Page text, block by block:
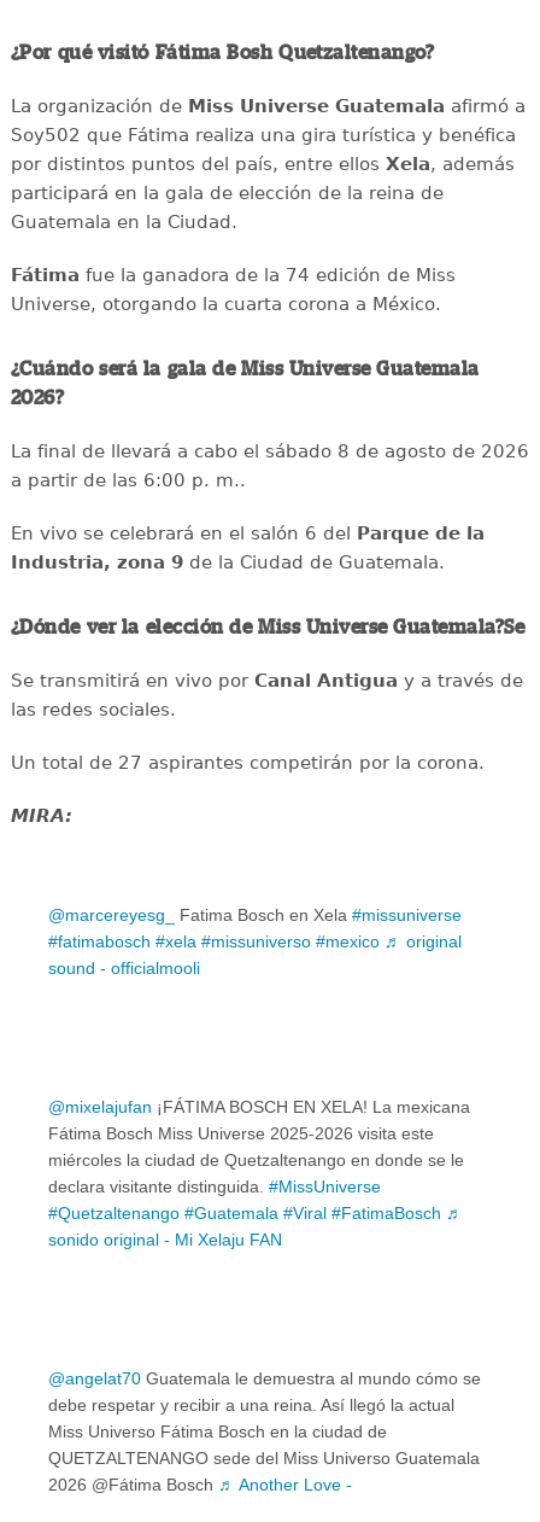
¿Por qué visitó Fátima Bosh Quetzaltenango?
La organización de Miss Universe Guatemala afirmó a
Soy502 que Fátima realiza una gira turística y benéfica
por distintos puntos del país, entre ellos Xela, además
participará en la gala de elección de la reina de
Guatemala en la Ciudad.
Fátima fue la ganadora de la 74 edición de Miss
Universe, otorgando la cuarta corona a México.
¿Cuándo será la gala de Miss Universe Guatemala
2026?
La final de llevará a cabo el sábado 8 de agosto de 2026
a partir de las 6:00 p. m..
En vivo se celebrará en el salón 6 del Parque de la
Industria, zona 9de la Ciudad de Guatemala.
¿Dónde ver la elección de Miss Universe Guatemala?Se
Se transmitirá en vivo porCanal Antigua y a través de
las redes sociales.
Un total de 27 aspirantes competirán por la corona.
MIRA:
@marcereyesg_ Fatima Bosch en Xela #missuniverse
#fatimabosch #xela #missuniverso #mexico ♬ original
sound - officialmooli
@mixelajufan ¡FÁTIMA BOSCH EN XELA! La mexicana
Fátima Bosch Miss Universe 2025-2026 visita este
miércoles la ciudad de Quetzaltenango en donde se le
declara visitante distinguida. #MissUniverse
#Quetzaltenango #Guatemala #Viral #FatimaBosch ♬
sonido original - Mi Xelaju FAN
@angelat70 Guatemala le demuestra al mundo cómo se
debe respetar y recibir a una reina. Así llegó la actual
Miss Universo Fátima Bosch en la ciudad de
QUETZALTENANGO sede del Miss Universo Guatemala
2026 @Fátima Bosch ♬ Another Love -